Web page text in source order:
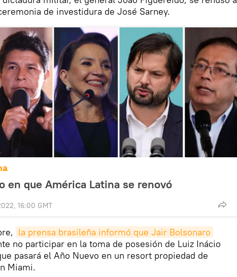
de investidura de José Sarney.
en que América Latina se renovó
16:00 GMT
la prensa brasileña informó que Jair Bolsonaro
no participar en la toma de posesión de Luiz Inácio
pasará el Año Nuevo en un resort propiedad de
Miami.